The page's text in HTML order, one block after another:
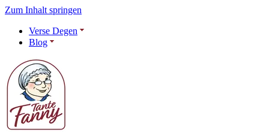
Zum Inhalt springen
Verse Degen
Blog